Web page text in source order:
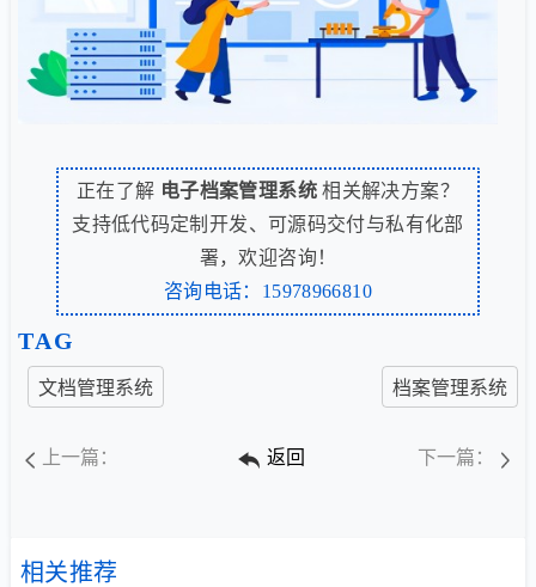
正在了解 电子档案管理系统相关解决方案？
支持低代码定制开发、可源码交付与私有化部
署，欢迎咨询！
咨询电话：15978966810
TAG
文档管理系统 档案管理系统
上一篇： 返回 下一篇：
相关推荐